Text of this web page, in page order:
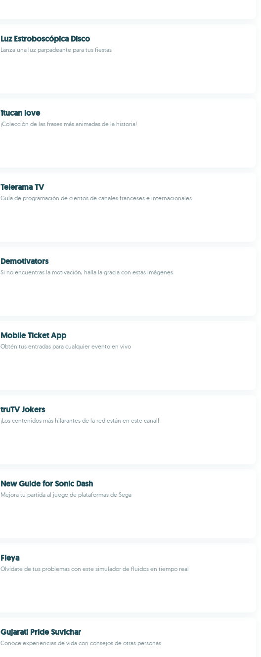
Luz Estroboscópica Disco
Lanza una luz parpadeante para tus fiestas
1tucan love
¡Colección de las frases más animadas de la historia!
Telerama TV
Guía de programación de cientos de canales franceses e internacionales
Demotivators
Si no encuentras la motivación, halla la gracia con estas imágenes
Mobile Ticket App
Obtén tus entradas para cualquier evento en vivo
truTV Jokers
¡Los contenidos más hilarantes de la red están en este canal!
New Guide for Sonic Dash
Mejora tu partida al juego de plataformas de Sega
Fleya
Olvídate de tus problemas con este simulador de fluidos en tiempo real
Gujarati Pride Suvichar
Conoce experiencias de vida con consejos de otras personas